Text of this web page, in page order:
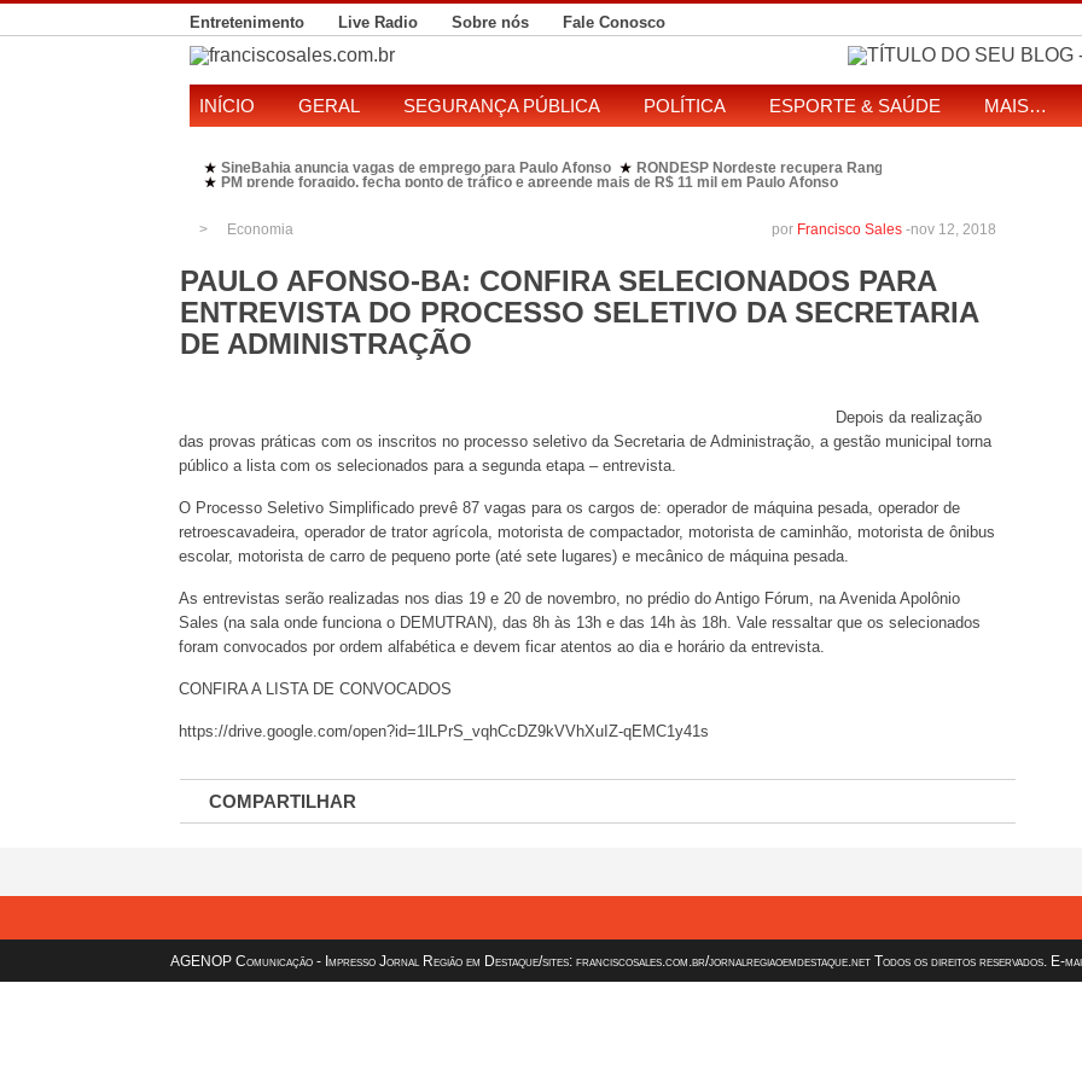
Entretenimento Live Radio Sobre nós Fale Conosco
INÍCIO GERAL SEGURANÇA PÚBLICA POLÍTICA ESPORTE & SAÚDE MAIS…
★ SineBahia anuncia vagas de emprego para Paulo Afonso ★ RONDESP Nordeste recupera Range Rover com restrição por
★ PM prende foragido, fecha ponto de tráfico e apreende mais de R$ 11 mil em Paulo Afonso
Economia nov 12, 2018
por Francisco Sales -
PAULO AFONSO-BA: CONFIRA SELECIONADOS PARA
ENTREVISTA DO PROCESSO SELETIVO DA SECRETARIA
DE ADMINISTRAÇÃO
Depois da realização
das provas práticas com os inscritos no processo seletivo da Secretaria de Administração, a gestão municipal torna
público a lista com os selecionados para a segunda etapa – entrevista.
O Processo Seletivo Simplificado prevê 87 vagas para os cargos de: operador de máquina pesada, operador de
retroescavadeira, operador de trator agrícola, motorista de compactador, motorista de caminhão, motorista de ônibus
escolar, motorista de carro de pequeno porte (até sete lugares) e mecânico de máquina pesada.
As entrevistas serão realizadas nos dias 19 e 20 de novembro, no prédio do Antigo Fórum, na Avenida Apolônio
Sales (na sala onde funciona o DEMUTRAN), das 8h às 13h e das 14h às 18h. Vale ressaltar que os selecionados
foram convocados por ordem alfabética e devem ficar atentos ao dia e horário da entrevista.
CONFIRA A LISTA DE CONVOCADOS
https://drive.google.com/open?id=1lLPrS_vqhCcDZ9kVVhXuIZ-qEMC1y41s
COMPARTILHAR
AGENOP Comunicação - Impresso Jornal Região em Destaque/sites: franciscosales.com.br/jornalregiaoemdestaque.net Todos os direitos reservados. E-